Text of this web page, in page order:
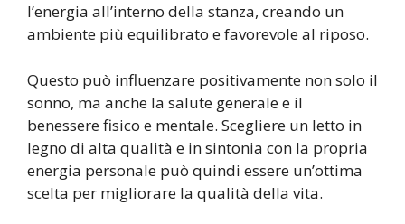
l’energia all’interno della stanza, creando un
ambiente più equilibrato e favorevole al riposo.
Questo può influenzare positivamente non solo il
sonno, ma anche la salute generale e il
benessere fisico e mentale. Scegliere un letto in
legno di alta qualità e in sintonia con la propria
energia personale può quindi essere un’ottima
scelta per migliorare la qualità della vita.